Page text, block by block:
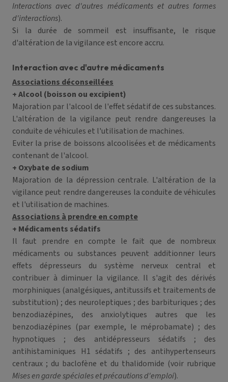
Interactions avec d'autres médicaments et autres formes
d'interactions).
Si la durée de sommeil est insuffisante, le risque
d'altération de la vigilance est encore accru.
Interaction avec d'autre médicaments
Associations déconseillées
+ Alcool (boisson ou excipient)
Majoration par l'alcool de l'effet sédatif de ces substances.
L'altération de la vigilance peut rendre dangereuses la
conduite de véhicules et l'utilisation de machines.
Eviter la prise de boissons alcoolisées et de médicaments
contenant de l'alcool.
+ Oxybate de sodium
Majoration de la dépression centrale. L'altération de la
vigilance peut rendre dangereuses la conduite de véhicules
et l'utilisation de machines.
Associations à prendre en compte
+ Médicaments sédatifs
Il faut prendre en compte le fait que de nombreux
médicaments ou substances peuvent additionner leurs
effets dépresseurs du système nerveux central et
contribuer à diminuer la vigilance. Il s'agit des dérivés
morphiniques (analgésiques, antitussifs et traitements de
substitution) ; des neuroleptiques ; des barbituriques ; des
benzodiazépines, des anxiolytiques autres que les
benzodiazépines (par exemple, le méprobamate) ; des
hypnotiques ; des antidépresseurs sédatifs ; des
antihistaminiques H1 sédatifs ; des antihypertenseurs
centraux ; du baclofène et du thalidomide (voir rubrique
Mises en garde spéciales et précautions d'emploi).